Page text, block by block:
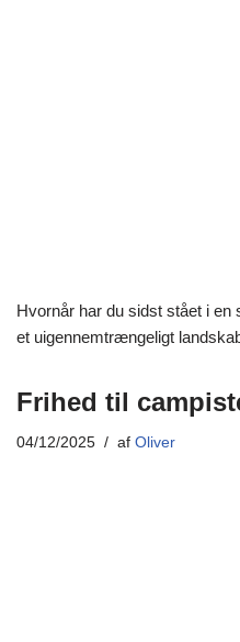
Hvornår har du sidst stået i en
et uigennemtrængeligt
Frihed til
04/12/2025 af Oliver